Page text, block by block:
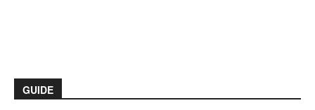
GUIDE